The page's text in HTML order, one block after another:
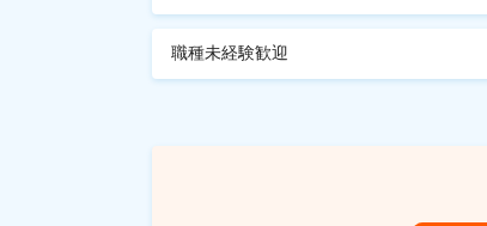
職種未経験歓迎